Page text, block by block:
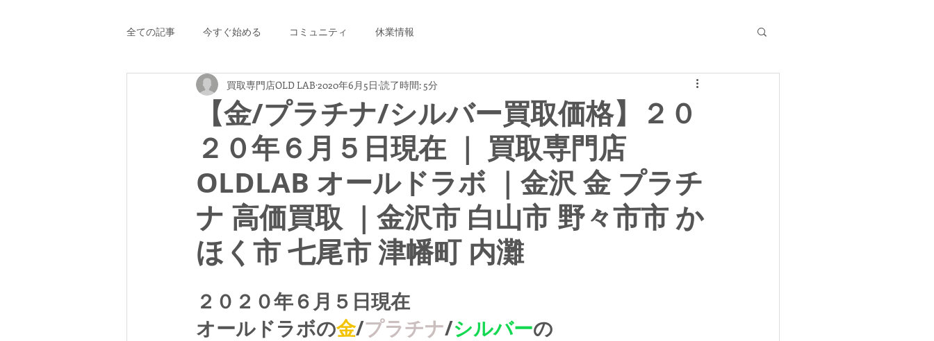
全ての記事 今すぐ始める コミュニティ 休業情報
【金/プラチナ/シルバー買取価格】２０
２０年６月５日現在 ｜ 買取専門店
OLDLAB オールドラボ ｜金沢 金 プラチ
ナ 高価買取 ｜金沢市 白山市 野々市市 か
ほく市 七尾市 津幡町 内灘
買取専門店OLD LAB 2020年6月5日 読了時間: 5分
２０２０年６月５日現在
オールドラボの金/プラチナ/シルバーの